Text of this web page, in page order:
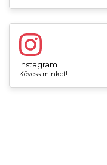
Instagram
Kövess minket!